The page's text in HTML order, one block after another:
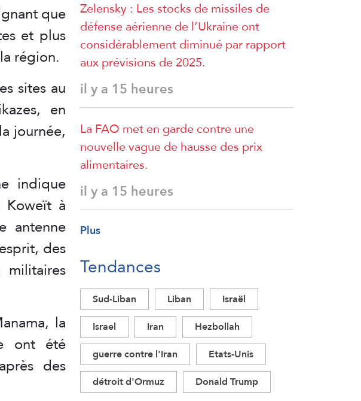
que
et plus
région.
sites au
en
journée,
indique
Koweït à
antenne
des
la
ont été
des
Zelensky : Les stocks de missiles de
défense aérienne de l’Ukraine ont
considérablement diminué par rapport
aux prévisions de 2025.
il y a 15 heures
La FAO met en garde contre une
nouvelle vague de hausse des prix
alimentaires.
il y a 15 heures
Plus
Tendances
Sud-Liban Liban
Israël
Israel
Iran
Hezbollah
guerre contre l'Iran
Etats-Unis
détroit d'Ormuz
Donald Trump